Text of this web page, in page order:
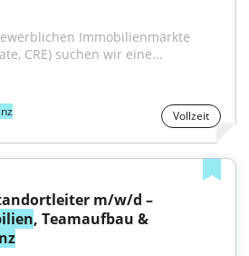
Immobilienmärkte
CRE) suchen wir eine...
Vollzeit
m/w/d –
, Teamaufbau &